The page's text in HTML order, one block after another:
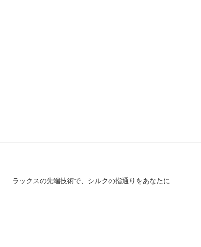
ラックスの先端技術で、シルクの指通りをあなたに